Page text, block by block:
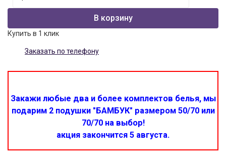
В корзину
Купить в 1 клик
Заказать по телефону
Закажи любые два и более комплектов белья, мы
подарим 2 подушки "БАМБУК" размером 50/70 или
70/70 на выбор!
акция закончится 5 августа.